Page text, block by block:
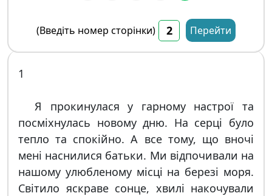
(Введіть номер сторінки) Перейти
1
Я прокинулася у гарному настрої та
посміхнулась новому дню. На серці було
тепло та спокійно. А все тому, що вночі
мені наснилися батьки. Ми відпочивали на
нашому улюбленому місці на березі моря.
Світило яскраве сонце, хвилі накочували